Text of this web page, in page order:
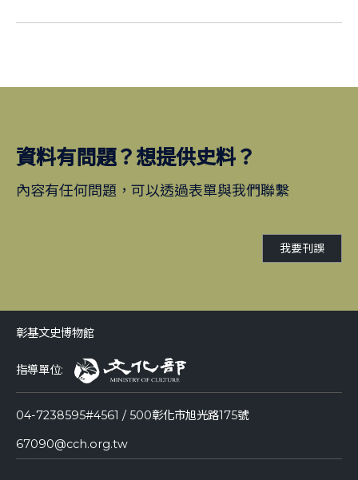
資料有問題？想提供史料？
內容有任何問題，可以透過表單與我們聯繫
我要刊誤
彰基文史博物館
指導單位:
04-7238595#4561 / 500彰化市旭光路175號
67090@cch.org.tw